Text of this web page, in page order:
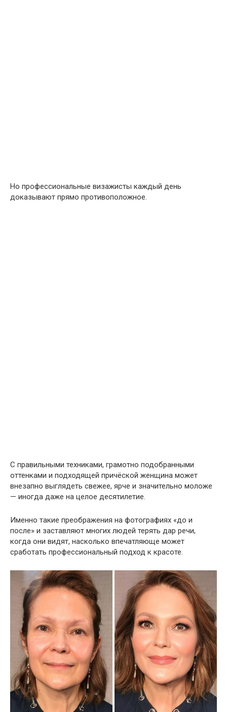
Но профессиональные визажисты каждый день
доказывают прямо противоположное.
С правильными техниками, грамотно подобранными
оттенками и подходящей причёской женщина может
внезапно выглядеть свежее, ярче и значительно моложе
— иногда даже на целое десятилетие.
Именно такие преображения на фотографиях «до и
после» и заставляют многих людей терять дар речи,
когда они видят, насколько впечатляюще может
сработать профессиональный подход к красоте.